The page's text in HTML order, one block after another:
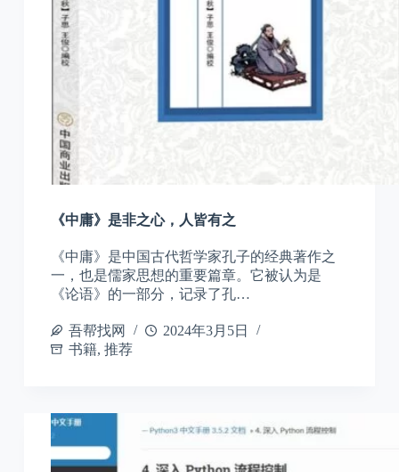
《中庸》是非之心，人皆有之
《中庸》是中国古代哲学家孔子的经典著作之
一，也是儒家思想的重要篇章。它被认为是
《论语》的一部分，记录了孔…
吾帮找网
2024年3月5日
书籍, 推荐